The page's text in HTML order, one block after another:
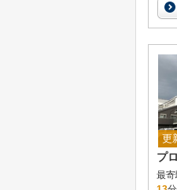
更
プ
最